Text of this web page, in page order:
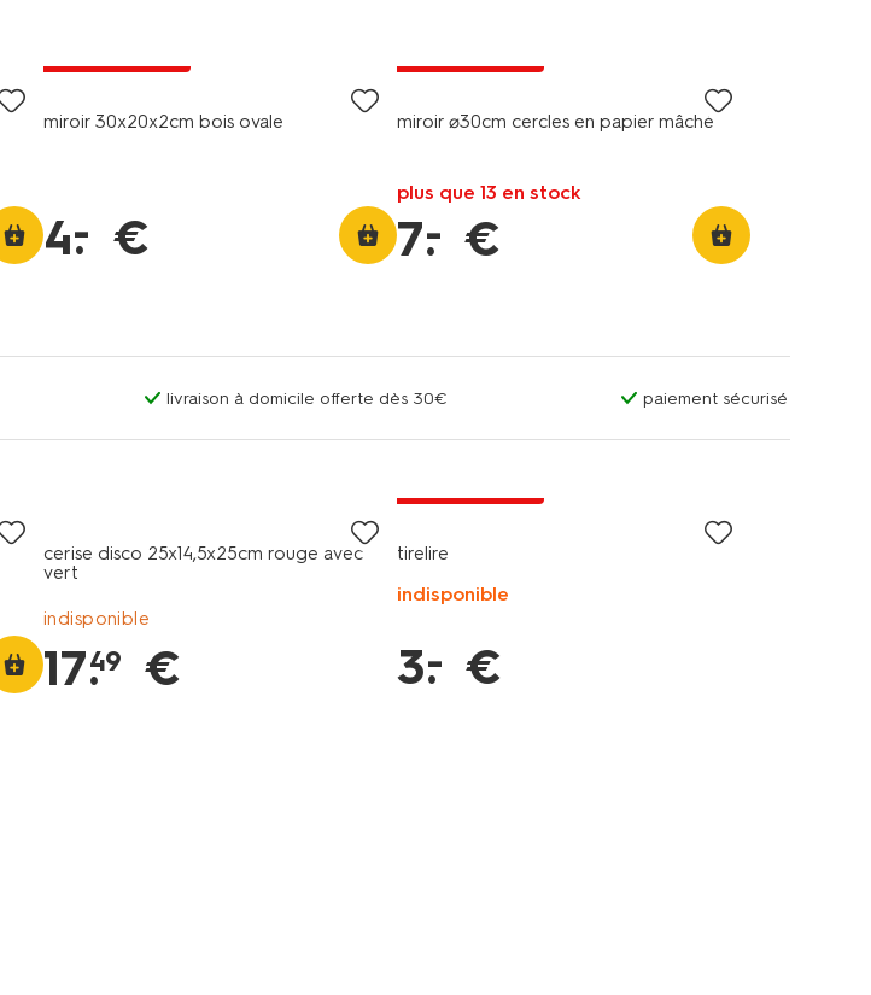
miroir 30x20x2cm bois ovale
4.
– €
miroir ⌀30cm cercles en papier mâché
plus que 13 en stock
7.
– €
livraison à domicile offerte dès 30€ paiement sécurisé
cerise disco 25x14,5x25cm rouge avec
vert
indisponible
17.
49 €
tirelire
indisponible
3.
– €